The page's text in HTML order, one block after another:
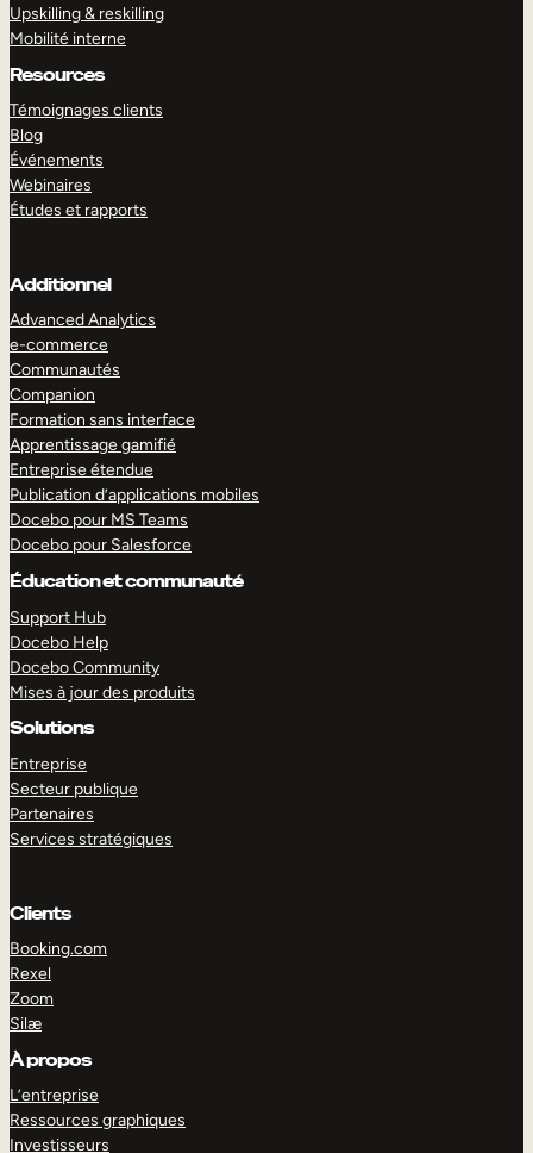
Upskilling & reskilling
Mobilité interne
Resources
Témoignages clients
Blog
Événements
Webinaires
Études et rapports
Additionnel
Advanced Analytics
e-commerce
Communautés
Companion
Formation sans interface
Apprentissage gamifié
Entreprise étendue
Publication d’applications mobiles
Docebo pour MS Teams
Docebo pour Salesforce
Éducation et communauté
Support Hub
Docebo Help
Docebo Community
Mises à jour des produits
Solutions
Entreprise
Secteur publique
Partenaires
Services stratégiques
Clients
Booking.com
Rexel
Zoom
Silæ
À propos
L’entreprise
Ressources graphiques
Investisseurs